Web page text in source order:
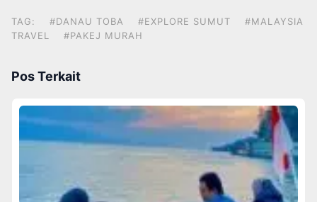
TAG: #DANAU TOBA #EXPLORE SUMUT
#MALAYSIA
TRAVEL
#PAKEJ MURAH
Pos Terkait